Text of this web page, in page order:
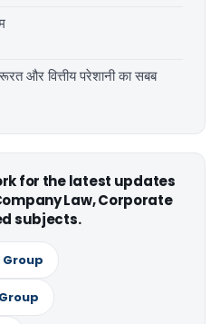
और वित्तीय परेशानी का सबब
for the latest updates
Law, Corporate
subjects.